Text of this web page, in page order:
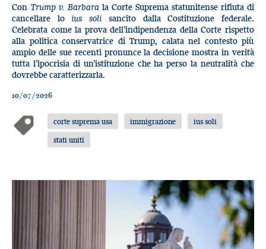
Con Trump v. Barbara la Corte Suprema statunitense rifiuta di
cancellare loius soli sancito dalla Costituzione federale.
Celebrata come la prova dell’indipendenza della Corte rispetto
alla politica conservatrice di Trump, calata nel contesto più
ampio delle sue recenti pronunce la decisione mostra in verità
tutta l’ipocrisia di un’istituzione che ha perso la neutralità che
dovrebbe caratterizzarla.
10/07/2026
corte suprema usa immigrazione
ius soli
stati uniti